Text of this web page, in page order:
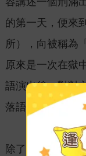
的第一天，便來
所），向被稱為
原來是一次在獄
語演出後，對對
落語家」視作自
除了對於落語這